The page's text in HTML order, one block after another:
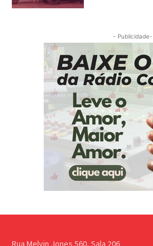
- Publicidade-
Rua Melvin Jones 560, Sala 206